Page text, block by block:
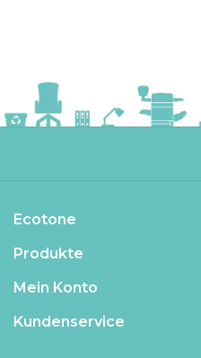
Ecotone
Produkte
Mein Konto
Kundenservice